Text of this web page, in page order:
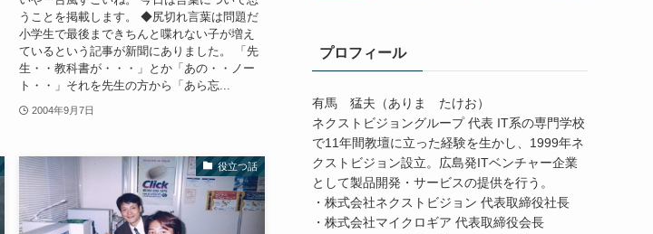
うことを掲載します。 ◆尻切れ言葉は問題だ
小学生で最後まできちんと喋れない子が増え
ているという記事が新聞にありました。 「先
生・・教科書が・・・」とか「あの・・ノー
ト・・」それを先生の方から「あら忘...
2004年9月7日
役立つ話
プロフィール
有馬 猛夫（ありま たけお）
ネクストビジョングループ 代表 IT系の専門学校
で11年間教壇に立った経験を生かし、1999年ネ
クストビジョン設立。広島発ITベンチャー企業
として製品開発・サービスの提供を行う。
・株式会社ネクストビジョン 代表取締役社長
・株式会社マイクロギア 代表取締役会長